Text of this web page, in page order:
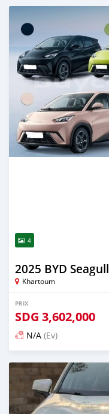
4
2025 BYD Seagull
Khartoum
PRIX
SDG 3,602,000
N/A (Ev)
Publié il y a 12 jours